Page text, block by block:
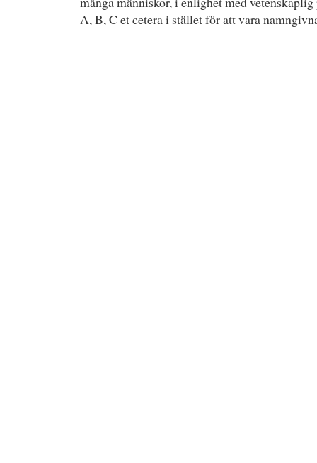
A, B, C et cetera i stället för att vara